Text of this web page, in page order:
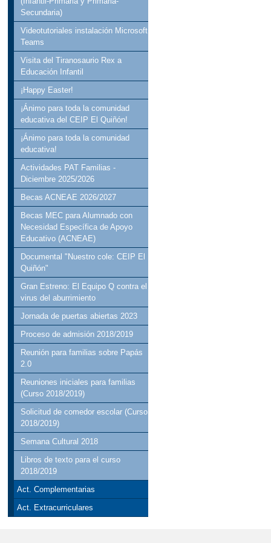
Secundaria)
Videotutoriales instalación Microsoft
Teams
Visita del Tiranosaurio Rex a
Educación Infantil
¡Happy Easter!
¡Ánimo para toda la comunidad
educativa del CEIP El Quiñón!
¡Ánimo para toda la comunidad
educativa!
Actividades PAT Familias -
Diciembre 2025/2026
Becas ACNEAE 2026/2027
Becas MEC para Alumnado con
Necesidad Específica de Apoyo
Educativo (ACNEAE)
Documental "Nuestro cole: CEIP El
Quiñón"
Gran Estreno: El Equipo Q contra el
virus del aburrimiento
Jornada de puertas abiertas 2023
Proceso de admisión 2018/2019
Reunión para familias sobre Papás
2.0
Reuniones iniciales para familias
(Curso 2018/2019)
Solicitud de comedor escolar (Curso
2018/2019)
Semana Cultural 2018
Libros de texto para el curso
2018/2019
Act. Complementarias
Act. Extracurriculares